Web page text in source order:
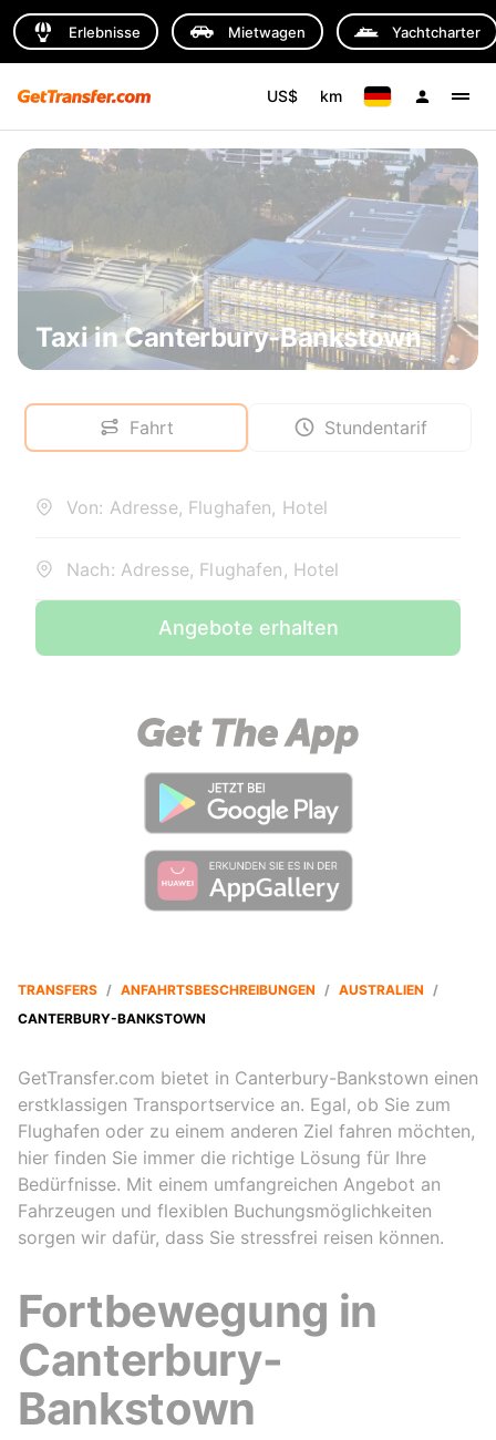
Erlebnisse Mietwagen Yachtcharter
US$ km
Taxi in Canterbury-Bankstown
Fahrt Stundentarif
Von: Adresse, Flughafen, Hotel
Nach: Adresse, Flughafen, Hotel
Angebote erhalten
TRANSFERS / ANFAHRTSBESCHREIBUNGEN / AUSTRALIEN /
CANTERBURY-BANKSTOWN
GetTransfer.com bietet in Canterbury-Bankstown einen
erstklassigen Transportservice an. Egal, ob Sie zum
Flughafen oder zu einem anderen Ziel fahren möchten,
hier finden Sie immer die richtige Lösung für Ihre
Bedürfnisse. Mit einem umfangreichen Angebot an
Fahrzeugen und flexiblen Buchungsmöglichkeiten
sorgen wir dafür, dass Sie stressfrei reisen können.
Fortbewegung in
Canterbury-
Bankstown